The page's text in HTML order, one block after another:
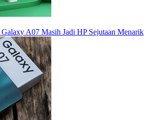
A07 Masih Jadi HP Sejutaan Menarik